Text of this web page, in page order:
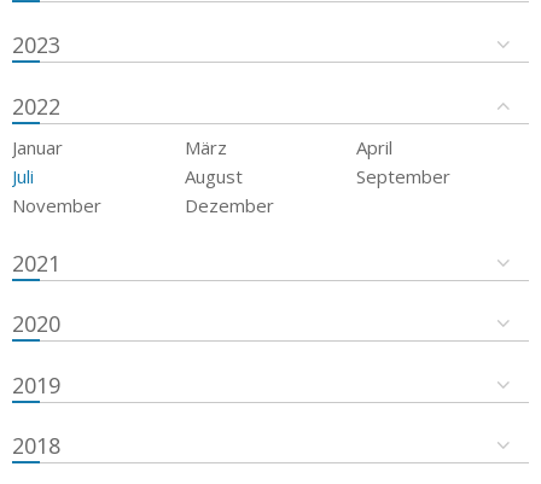
2023
2022
Januar März
April
Juli
August
September
November
Dezember
2021
2020
2019
2018